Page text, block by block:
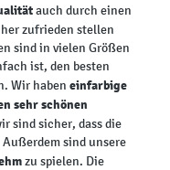
auch durch einen
zufrieden stellen
sind in vielen Größen
ist, den besten
Wir haben einfarbige
sehr schönen
sind sicher, dass die
sind unsere
zu spielen. Die